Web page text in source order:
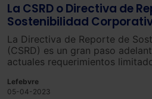
La CSRD o Directiva de
Sostenibilidad
La Directiva de Reporte de
(CSRD) es un gran paso
actuales requerimientos
fundamentales del Pacto Verde
Lefebvre
05-04-2023